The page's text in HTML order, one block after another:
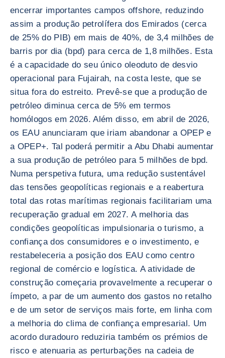
encerrar importantes campos offshore, reduzindo
assim a produção petrolífera dos Emirados (cerca
de 25% do PIB) em mais de 40%, de 3,4 milhões de
barris por dia (bpd) para cerca de 1,8 milhões. Esta
é a capacidade do seu único oleoduto de desvio
operacional para Fujairah, na costa leste, que se
situa fora do estreito. Prevê-se que a produção de
petróleo diminua cerca de 5% em termos
homólogos em 2026. Além disso, em abril de 2026,
os EAU anunciaram que iriam abandonar a OPEP e
a OPEP+. Tal poderá permitir a Abu Dhabi aumentar
a sua produção de petróleo para 5 milhões de bpd.
Numa perspetiva futura, uma redução sustentável
das tensões geopolíticas regionais e a reabertura
total das rotas marítimas regionais facilitariam uma
recuperação gradual em 2027. A melhoria das
condições geopolíticas impulsionaria o turismo, a
confiança dos consumidores e o investimento, e
restabeleceria a posição dos EAU como centro
regional de comércio e logística. A atividade de
construção começaria provavelmente a recuperar o
ímpeto, a par de um aumento dos gastos no retalho
e de um setor de serviços mais forte, em linha com
a melhoria do clima de confiança empresarial. Um
acordo duradouro reduziria também os prémios de
risco e atenuaria as perturbações na cadeia de